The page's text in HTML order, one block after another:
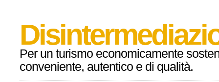
Per un turismo economicamente
conveniente, autentico e di qualità.